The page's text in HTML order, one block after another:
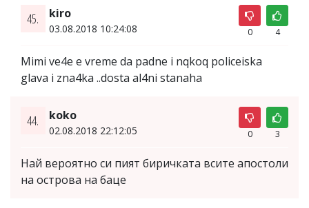
45. kiro
03.08.2018 10:24:08 0 4
Mimi ve4e e vreme da padne i nqkoq policeiska
glava i zna4ka ..dosta al4ni stanaha
44. koko
02.08.2018 22:12:05 0 3
Най вероятно си пият биричката всите апостоли
на острова на баце